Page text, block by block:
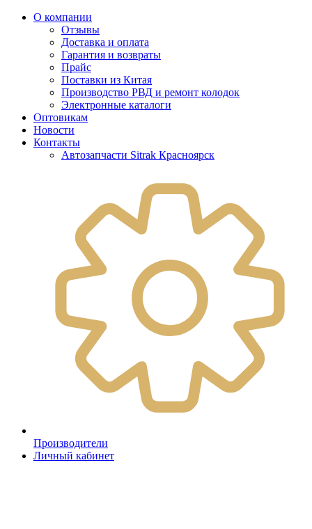
О компании
Отзывы
Доставка и оплата
Гарантия и возвраты
Прайс
Поставки из Китая
Производство РВД и ремонт колодок
Электронные каталоги
Оптовикам
Новости
Контакты
Автозапчасти Sitrak Красноярск
Производители
Личный кабинет